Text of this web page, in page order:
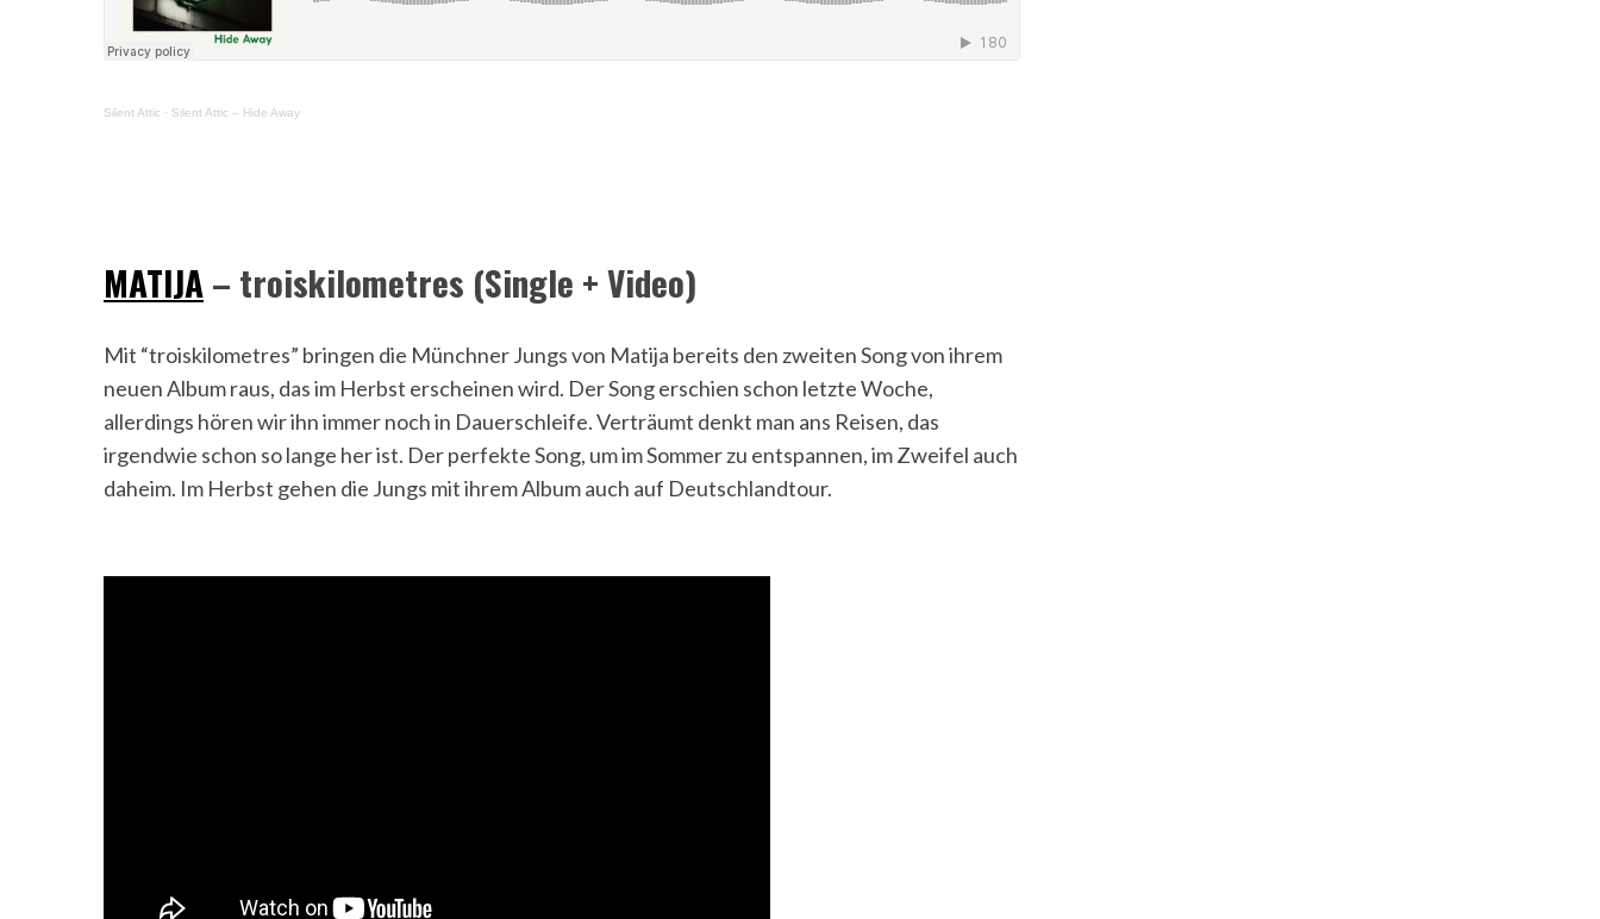
Silent Attic · Silent Attic – Hide Away
MATIJA– troiskilometres (Single + Video)
Mit “troiskilometres” bringen die Münchner Jungs von Matija bereits den zweiten Song von ihrem
neuen Album raus, das im Herbst erscheinen wird. Der Song erschien schon letzte Woche,
allerdings hören wir ihn immer noch in Dauerschleife. Verträumt denkt man ans Reisen, das
irgendwie schon so lange her ist. Der perfekte Song, um im Sommer zu entspannen, im Zweifel auch
daheim. Im Herbst gehen die Jungs mit ihrem Album auch auf Deutschlandtour.